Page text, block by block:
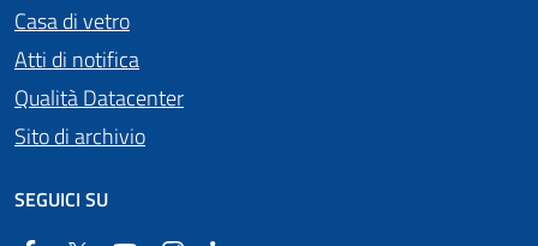
Casa di vetro
Atti di notifica
Qualità Datacenter
Sito di archivio
SEGUICI SU